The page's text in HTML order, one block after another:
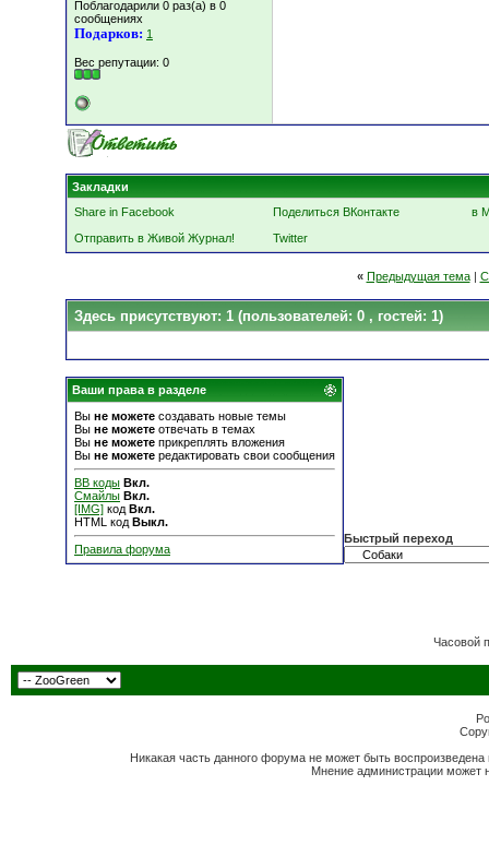
Поблагодарили 0 раз(а) в 0
сообщениях
Подарков: 1
Вес репутации: 0
Закладки
Share in Facebook
Поделиться ВКонтакте
в
Отправить в Живой Журнал!
Twitter
« Предыдущая тема|
Здесь присутствуют: 1 (пользователей: 0 , гостей: 1)
Ваши права в разделе
Вы не можете создавать новые темы
Вы не можете отвечать в темах
Вы не можете прикреплять вложения
Вы не можете редактировать свои сообщения
BB коды Вкл.
Смайлы Вкл.
[IMG] код Вкл.
HTML код Выкл.
Правила форума
Быстрый переход
Часовой
Никакая часть данного форума не может быть
Мнение администрации может